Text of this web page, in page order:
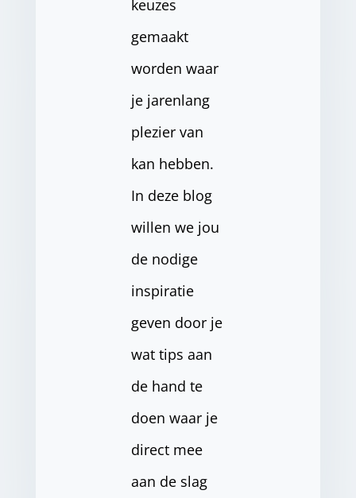
keuzes
gemaakt
worden waar
je jarenlang
plezier van
kan hebben.
In deze blog
willen we jou
de nodige
inspiratie
geven door je
wat tips aan
de hand te
doen waar je
direct mee
aan de slag